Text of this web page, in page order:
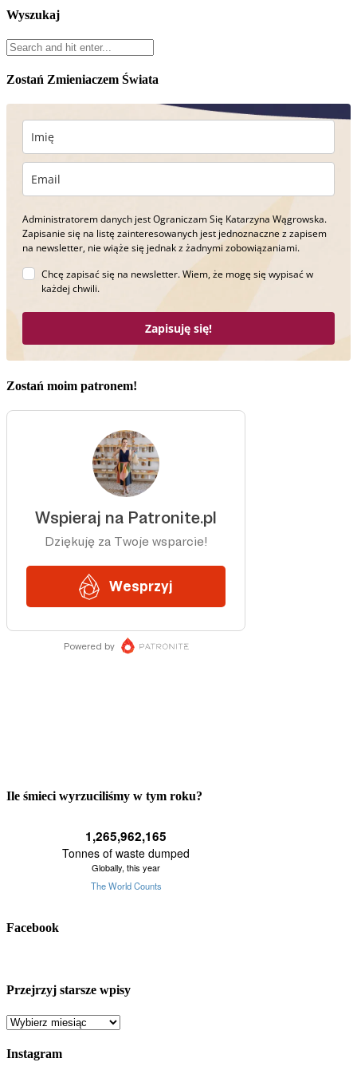
Wyszukaj
Zostań Zmieniaczem Świata
Administratorem danych jest Ograniczam Się Katarzyna Wągrowska.
Zapisanie się na listę zainteresowanych jest jednoznaczne z zapisem
na newsletter, nie wiąże się jednak z żadnymi zobowiązaniami.
Chcę zapisać się na newsletter. Wiem, że mogę się wypisać w
każdej chwili.
Zapisuję się!
Zostań moim patronem!
Ile śmieci wyrzuciliśmy w tym roku?
Facebook
Przejrzyj starsze wpisy
Przejrzyj
wpisy
Instagram